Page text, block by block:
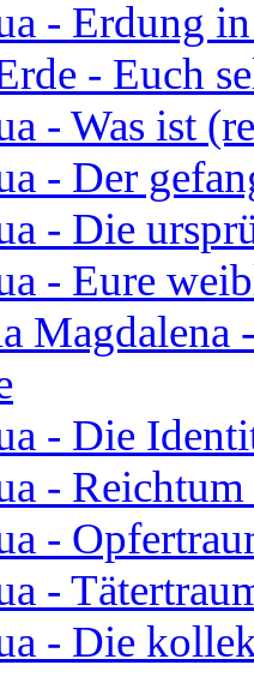
- Erdung
- Euch
- Was ist
- Der
- Die
- Eure
Magdalena
- Die
-
-
-
- Die